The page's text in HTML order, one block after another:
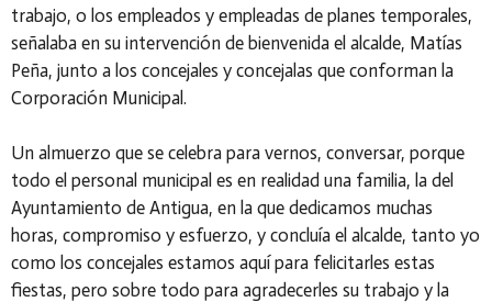
trabajo, o los empleados y empleadas de planes temporales,
señalaba en su intervención de bienvenida el alcalde, Matías
Peña, junto a los concejales y concejalas que conforman la
Corporación Municipal.
Un almuerzo que se celebra para vernos, conversar, porque
todo el personal municipal es en realidad una familia, la del
Ayuntamiento de Antigua, en la que dedicamos muchas
horas, compromiso y esfuerzo, y concluía el alcalde, tanto yo
como los concejales estamos aquí para felicitarles estas
fiestas, pero sobre todo para agradecerles su trabajo y la